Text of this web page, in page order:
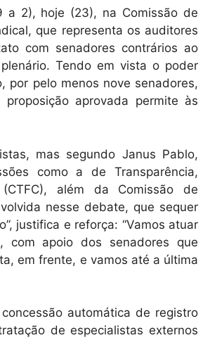
a 2), hoje (23), na Comissão de
que representa os auditores
com senadores contrários ao
Tendo em vista o poder
por pelo menos nove senadores,
aprovada permite às
mas segundo Janus Pablo,
como a de Transparência,
além da Comissão de
nesse debate, que sequer
justifica e reforça: “Vamos atuar
com apoio dos senadores que
em frente, e vamos até a última
automática de registro
de especialistas externos